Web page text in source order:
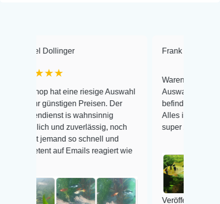
hat eine riesige Auswahl
Preisen. Der
is wahnsinnig
und zuverlässig, noch
so schnell und
auf Emails reagiert wie
Frank Hackmayer
Warenanlieferung Top und
Auswahl plus
befinden der Fische
Alles ist quick lebendig und
super Zustand. Gerne
Veröffentlicht auf Google